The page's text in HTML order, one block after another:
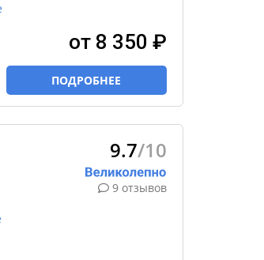
от 8 350 ₽
ПОДРОБНЕЕ
9.7/10
9 отзывов